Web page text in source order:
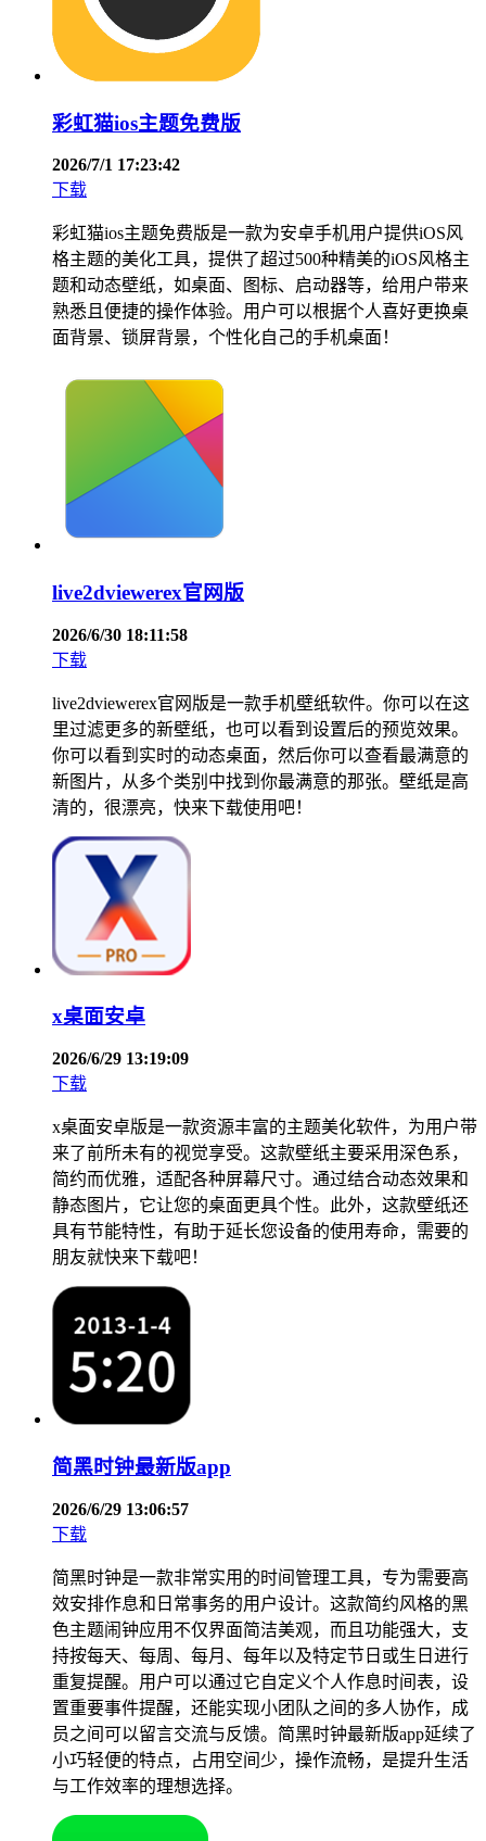
彩虹猫ios主题免费版
2026/7/1 17:23:42
下载
彩虹猫ios主题免费版是一款为安卓手机用户提供iOS风
格主题的美化工具，提供了超过500种精美的iOS风格主
题和动态壁纸，如桌面、图标、启动器等，给用户带来
熟悉且便捷的操作体验。用户可以根据个人喜好更换桌
面背景、锁屏背景，个性化自己的手机桌面！
live2dviewerex官网版
2026/6/30 18:11:58
下载
live2dviewerex官网版是一款手机壁纸软件。你可以在这
里过滤更多的新壁纸，也可以看到设置后的预览效果。
你可以看到实时的动态桌面，然后你可以查看最满意的
新图片，从多个类别中找到你最满意的那张。壁纸是高
清的，很漂亮，快来下载使用吧！
x桌面安卓
2026/6/29 13:19:09
下载
x桌面安卓版是一款资源丰富的主题美化软件，为用户带
来了前所未有的视觉享受。这款壁纸主要采用深色系，
简约而优雅，适配各种屏幕尺寸。通过结合动态效果和
静态图片，它让您的桌面更具个性。此外，这款壁纸还
具有节能特性，有助于延长您设备的使用寿命，需要的
朋友就快来下载吧！
简黑时钟最新版app
2026/6/29 13:06:57
下载
简黑时钟是一款非常实用的时间管理工具，专为需要高
效安排作息和日常事务的用户设计。这款简约风格的黑
色主题闹钟应用不仅界面简洁美观，而且功能强大，支
持按每天、每周、每月、每年以及特定节日或生日进行
重复提醒。用户可以通过它自定义个人作息时间表，设
置重要事件提醒，还能实现小团队之间的多人协作，成
员之间可以留言交流与反馈。简黑时钟最新版app延续了
小巧轻便的特点，占用空间少，操作流畅，是提升生活
与工作效率的理想选择。